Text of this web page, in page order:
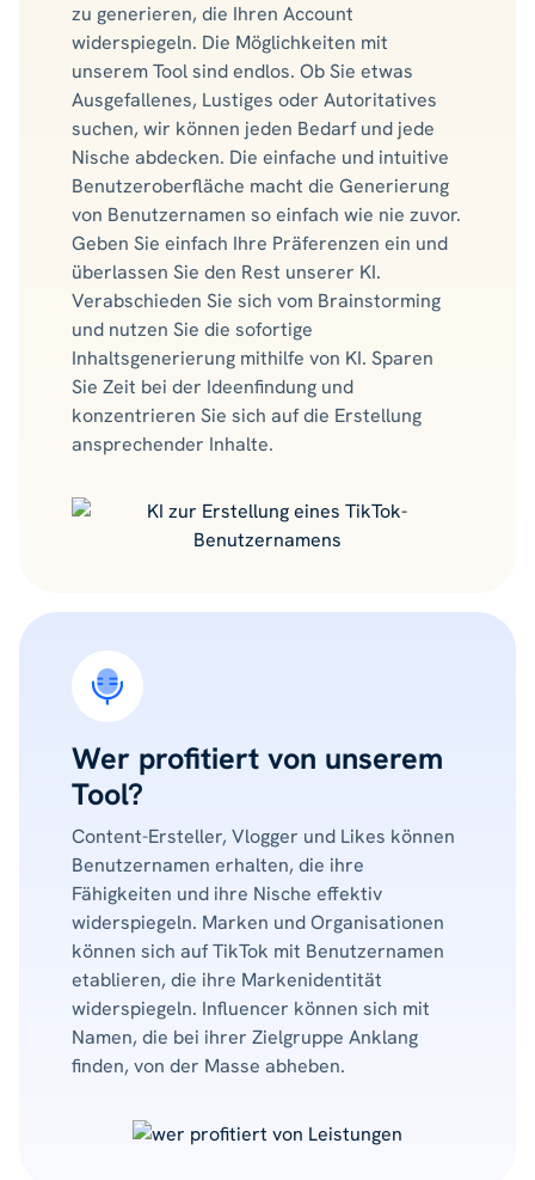
zu generieren, die Ihren Account
widerspiegeln. Die Möglichkeiten mit
unserem Tool sind endlos. Ob Sie etwas
Ausgefallenes, Lustiges oder Autoritatives
suchen, wir können jeden Bedarf und jede
Nische abdecken. Die einfache und intuitive
Benutzeroberfläche macht die Generierung
von Benutzernamen so einfach wie nie zuvor.
Geben Sie einfach Ihre Präferenzen ein und
überlassen Sie den Rest unserer KI.
Verabschieden Sie sich vom Brainstorming
und nutzen Sie die sofortige
Inhaltsgenerierung mithilfe von KI. Sparen
Sie Zeit bei der Ideenfindung und
konzentrieren Sie sich auf die Erstellung
ansprechender Inhalte.
Wer profitiert von unserem
Tool?
Content-Ersteller, Vlogger und Likes können
Benutzernamen erhalten, die ihre
Fähigkeiten und ihre Nische effektiv
widerspiegeln. Marken und Organisationen
können sich auf TikTok mit Benutzernamen
etablieren, die ihre Markenidentität
widerspiegeln. Influencer können sich mit
Namen, die bei ihrer Zielgruppe Anklang
finden, von der Masse abheben.